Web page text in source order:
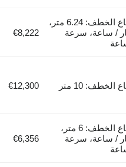
حالة المركبة: جديد، اتساع الخطف: 6.24 متر،
13 هكتار / ساعة، سرعة
€8,222
10 متر €12,300
حالة المركبة: جديد، اتساع الخطف: 6 متر،
13 هكتار / ساعة، سرعة
€6,356